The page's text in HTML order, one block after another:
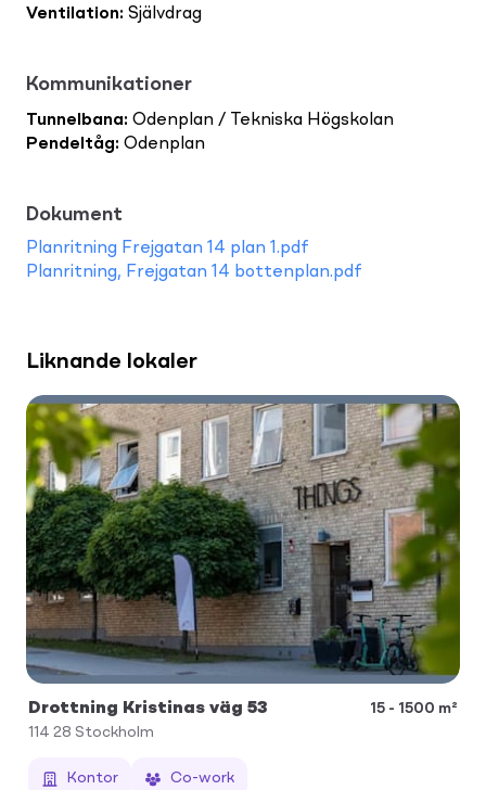
Ventilation: Självdrag
Kommunikationer
Tunnelbana: Odenplan / Tekniska Högskolan
Pendeltåg: Odenplan
Dokument
Planritning Frejgatan 14 plan 1.pdf
Planritning, Frejgatan 14 bottenplan.pdf
Liknande lokaler
Drottning Kristinas väg 53
15 - 1500 m²
114 28 Stockholm
Kontor Co-work